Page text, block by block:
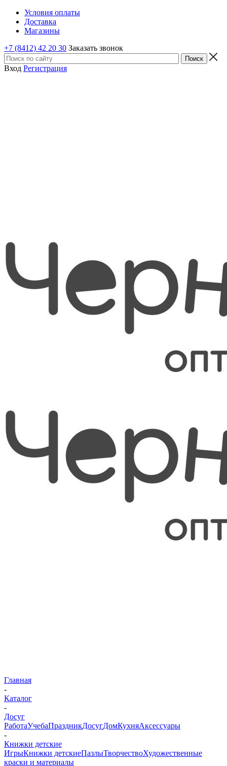
Условия оплаты
Доставка
Магазины
+7 (8412) 42 20 30 Заказать звонок
Вход Регистрация
Главная
-
Каталог
-
Досуг
РаботаУчебаПраздникДосугДомКухняАксессуары
-
Книжки детские
ИгрыКнижки детскиеПазлыТворчествоХудожественные
краски и материалы